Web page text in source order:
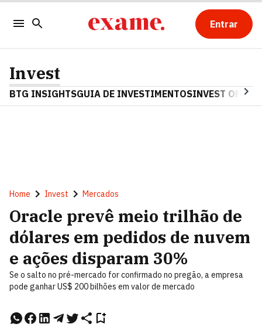
Entrar
Invest
BTG INSIGHTSGUIA DE INVESTIMENTOSINVEST OPINA
Home Invest Mercados
Oracle prevê meio trilhão de
dólares em pedidos de nuvem
e ações disparam 30%
Se o salto no pré-mercado for confirmado no pregão, a empresa
pode ganhar US$ 200 bilhões em valor de mercado